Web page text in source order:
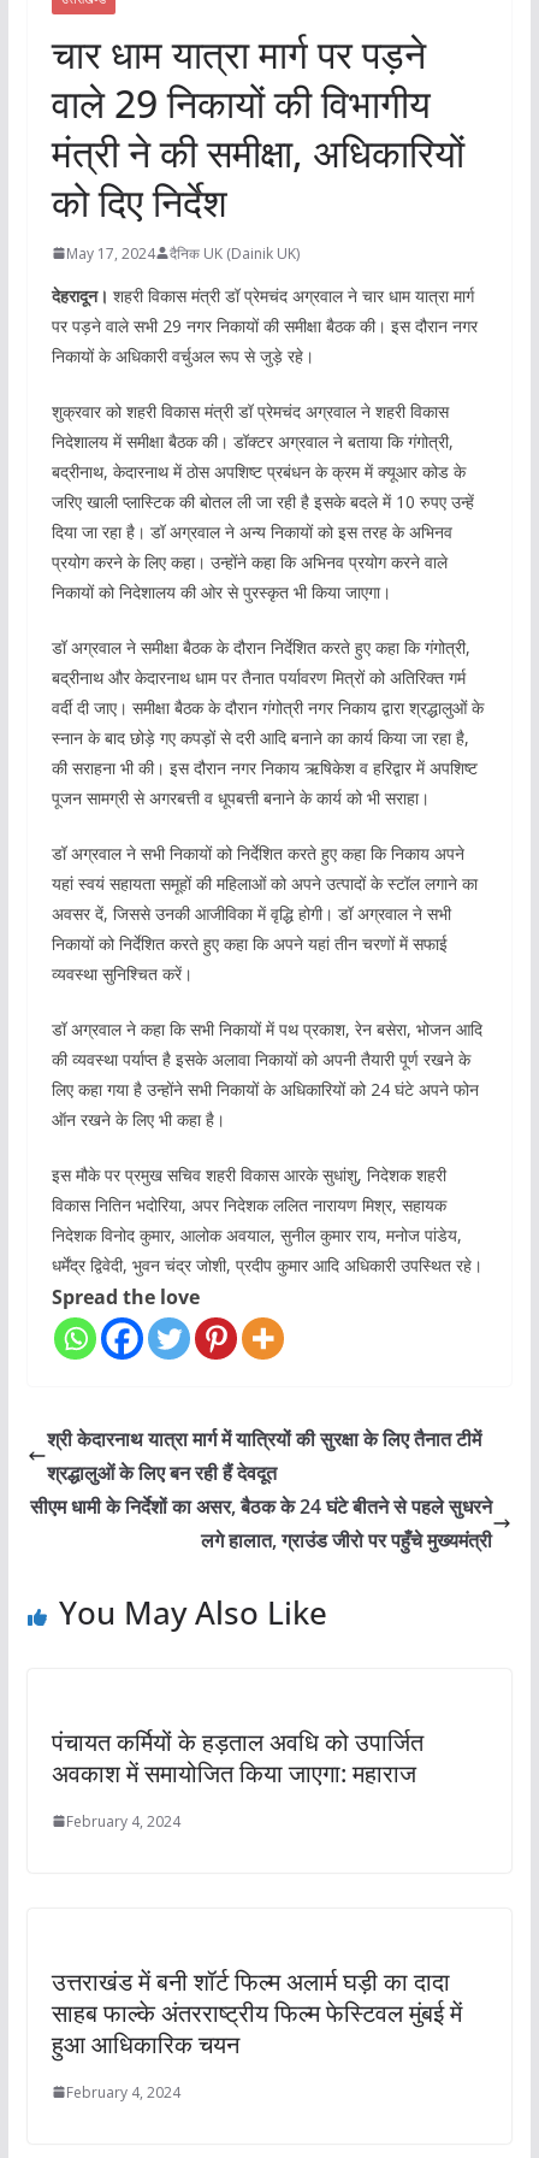
चार धाम यात्रा मार्ग पर पड़ने
वाले 29 निकायों की विभागीय
मंत्री ने की समीक्षा, अधिकारियों
को दिए निर्देश
May 17, 2024 दैनिक UK (Dainik UK)
देहरादून। शहरी विकास मंत्री डॉ प्रेमचंद अग्रवाल ने चार धाम यात्रा मार्ग
पर पड़ने वाले सभी 29 नगर निकायों की समीक्षा बैठक की। इस दौरान नगर
निकायों के अधिकारी वर्चुअल रूप से जुड़े रहे।
शुक्रवार को शहरी विकास मंत्री डॉ प्रेमचंद अग्रवाल ने शहरी विकास
निदेशालय में समीक्षा बैठक की। डॉक्टर अग्रवाल ने बताया कि गंगोत्री,
बद्रीनाथ, केदारनाथ में ठोस अपशिष्ट प्रबंधन के क्रम में क्यूआर कोड के
जरिए खाली प्लास्टिक की बोतल ली जा रही है इसके बदले में 10 रुपए उन्हें
दिया जा रहा है। डॉ अग्रवाल ने अन्य निकायों को इस तरह के अभिनव
प्रयोग करने के लिए कहा। उन्होंने कहा कि अभिनव प्रयोग करने वाले
निकायों को निदेशालय की ओर से पुरस्कृत भी किया जाएगा।
डॉ अग्रवाल ने समीक्षा बैठक के दौरान निर्देशित करते हुए कहा कि गंगोत्री,
बद्रीनाथ और केदारनाथ धाम पर तैनात पर्यावरण मित्रों को अतिरिक्त गर्म
वर्दी दी जाए। समीक्षा बैठक के दौरान गंगोत्री नगर निकाय द्वारा श्रद्धालुओं के
स्नान के बाद छोड़े गए कपड़ों से दरी आदि बनाने का कार्य किया जा रहा है,
की सराहना भी की। इस दौरान नगर निकाय ऋषिकेश व हरिद्वार में अपशिष्ट
पूजन सामग्री से अगरबत्ती व धूपबत्ती बनाने के कार्य को भी सराहा।
डॉ अग्रवाल ने सभी निकायों को निर्देशित करते हुए कहा कि निकाय अपने
यहां स्वयं सहायता समूहों की महिलाओं को अपने उत्पादों के स्टॉल लगाने का
अवसर दें, जिससे उनकी आजीविका में वृद्धि होगी। डॉ अग्रवाल ने सभी
निकायों को निर्देशित करते हुए कहा कि अपने यहां तीन चरणों में सफाई
व्यवस्था सुनिश्चित करें।
डॉ अग्रवाल ने कहा कि सभी निकायों में पथ प्रकाश, रेन बसेरा, भोजन आदि
की व्यवस्था पर्याप्त है इसके अलावा निकायों को अपनी तैयारी पूर्ण रखने के
लिए कहा गया है उन्होंने सभी निकायों के अधिकारियों को 24 घंटे अपने फोन
ऑन रखने के लिए भी कहा है।
इस मौके पर प्रमुख सचिव शहरी विकास आरके सुधांशु, निदेशक शहरी
विकास नितिन भदोरिया, अपर निदेशक ललित नारायण मिश्र, सहायक
निदेशक विनोद कुमार, आलोक अवयाल, सुनील कुमार राय, मनोज पांडेय,
धर्मेंद्र द्विवेदी, भुवन चंद्र जोशी, प्रदीप कुमार आदि अधिकारी उपस्थित रहे।
Spread the love
श्री केदारनाथ यात्रा मार्ग में यात्रियों की सुरक्षा के लिए तैनात टीमें
श्रद्धालुओं के लिए बन रही हैं देवदूत
सीएम धामी के निर्देशों का असर, बैठक के 24 घंटे बीतने से पहले सुधरने
लगे हालात, ग्राउंड जीरो पर पहुँचे मुख्यमंत्री
You May Also Like
पंचायत कर्मियों के हड़ताल अवधि को उपार्जित
अवकाश में समायोजित किया जाएगा: महाराज
February 4, 2024
उत्तराखंड में बनी शॉर्ट फिल्म अलार्म घड़ी का दादा
साहब फाल्के अंतरराष्ट्रीय फिल्म फेस्टिवल मुंबई में
हुआ आधिकारिक चयन
February 4, 2024